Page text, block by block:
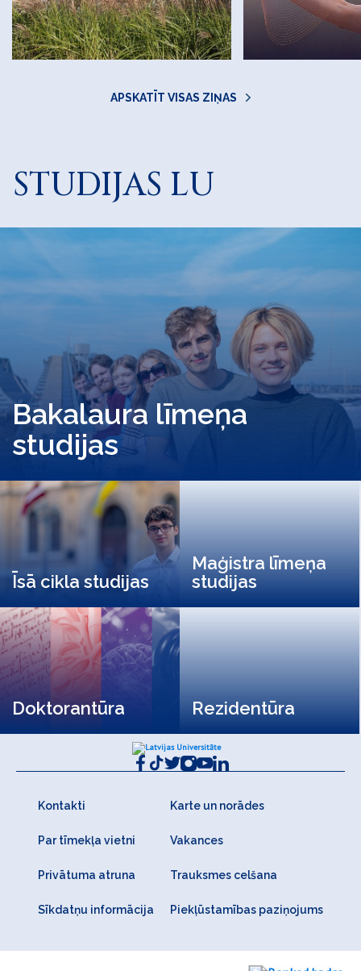
APSKATĪT VISAS ZIŅAS
STUDIJAS LU
Bakalaura līmeņa
studijas
Īsā cikla studijas
Maģistra līmeņa
studijas
Doktorantūra Rezidentūra
Kontakti Karte un norādes
Par tīmekļa vietni Vakances
Privātuma atruna Trauksmes celšana
Sīkdatņu informācija Piekļūstamības paziņojums